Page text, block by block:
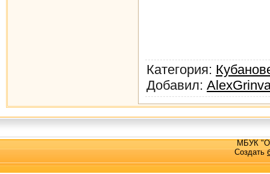
Категория:
Добавил:
МБУК
Создать